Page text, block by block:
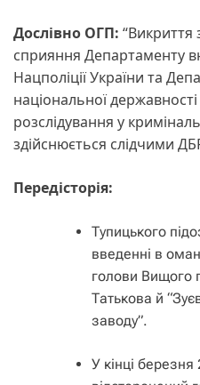
Дослівно ОГП: “Викриття
сприяння Департаменту
Нацполіції України та
національної
розслідування у
здійснюється слідчими
Передісторія:
Тупицького
введенні в
голови Вищого
Татькова й
заводу”.
У кінці